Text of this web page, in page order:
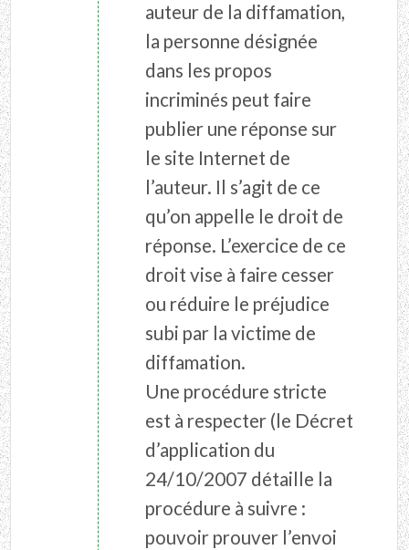
auteur de la diffamation,
la personne désignée
dans les propos
incriminés peut faire
publier une réponse sur
le site Internet de
l’auteur. Il s’agit de ce
qu’on appelle le droit de
réponse. L’exercice de ce
droit vise à faire cesser
ou réduire le préjudice
subi par la victime de
diffamation.
Une procédure stricte
est à respecter (le Décret
d’application du
24/10/2007 détaille la
procédure à suivre :
pouvoir prouver l’envoi